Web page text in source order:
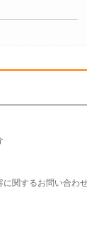
に関するお問い合わ